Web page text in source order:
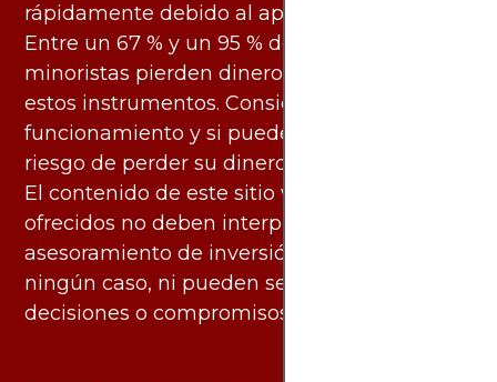
rápidamente debido al apalancamiento.
Entre un 67 % y un 95 % de los inversores
minoristas pierden dinero al negociar con
estos instrumentos. Considere si entiende su
funcionamiento y si puede asumir el alto
riesgo de perder su dinero.
El contenido de este sitio web y los servicios
ofrecidos no deben interpretarse como
asesoramiento de inversión ni financiero en
ningún caso, ni pueden servir de base para
decisiones o compromisos de ningún tipo.